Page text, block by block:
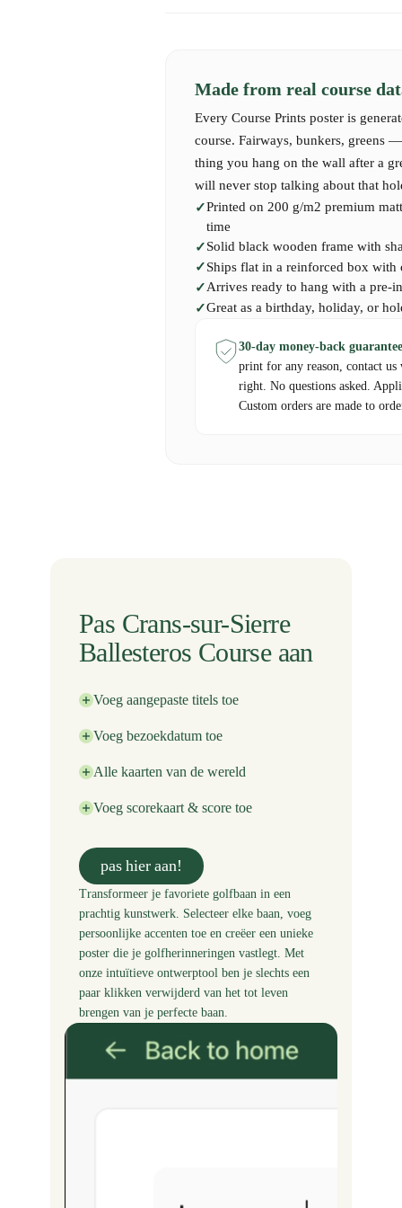
Made from real course
Every Course Prints poster is
course. Fairways, bunkers, greens
thing you hang on the wall after a
will never stop talking about that
Printed on 200 g/m2 premium
time
Solid black wooden frame with
Ships flat in a reinforced box with
Arrives ready to hang with a pre-
Great as a birthday, holiday, or
30-day money-back
print for any reason, contact
right. No questions asked.
Custom orders are made to
Pas Crans-sur-Sierre
Ballesteros Course aan
Voeg aangepaste titels toe
Voeg bezoekdatum toe
Alle kaarten van de wereld
Voeg scorekaart & score toe
pas hier aan!
Transformeer je favoriete golfbaan in een
prachtig kunstwerk. Selecteer elke baan, voeg
persoonlijke accenten toe en creëer een unieke
poster die je golfherinneringen vastlegt. Met
onze intuïtieve ontwerptool ben je slechts een
paar klikken verwijderd van het tot leven
brengen van je perfecte baan.